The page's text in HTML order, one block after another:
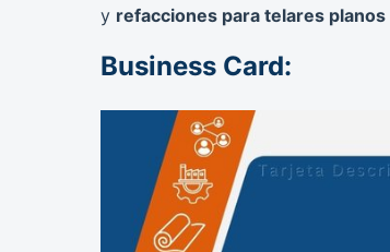
y refacciones para telares planos
Business Card: